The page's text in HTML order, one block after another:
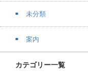
未分類
案内
カテゴリー一覧